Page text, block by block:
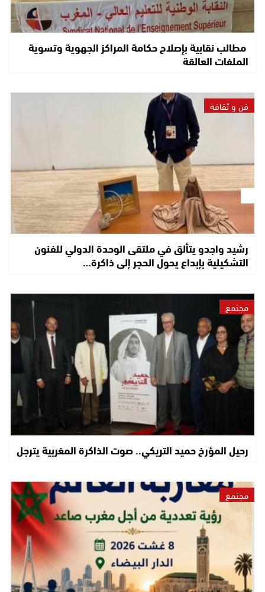
مطالب نقابية بإصلاح حكامة المراكز الجهوية وتسوية
الملفات العالقة
فن و ثقافة
رشيد واجدو يتألق في ملتقى الوحدة الدولي للفنون
التشكيلية بإبداع يحول الحجر إلى ذاكرة…
مجتمع
رحيل المؤرخ حميد التريكي.. صوت الذاكرة المغربية يترجل
مجتمع